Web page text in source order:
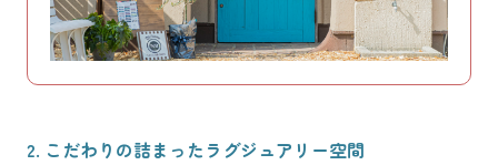
2. こだわりの詰まったラグジュアリー空間